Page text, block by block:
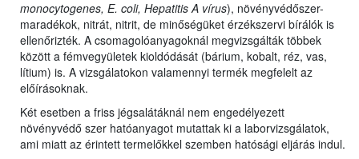
monocytogenes, E. coli, Hepatitis A vírus), növényvédőszer-
maradékok, nitrát, nitrit, de minőségüket érzékszervi bírálók is
ellenőrizték. A csomagolóanyagoknál megvizsgálták többek
között a fémvegyületek kioldódását (bárium, kobalt, réz, vas,
lítium) is. A vizsgálatokon valamennyi termék megfelelt az
előírásoknak.
Két esetben a friss jégsalátáknál nem engedélyezett
növényvédő szer hatóanyagot mutattak ki a laborvizsgálatok,
ami miatt az érintett termelőkkel szemben hatósági eljárás indul.